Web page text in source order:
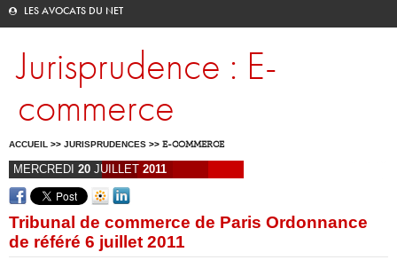
LES AVOCATS DU NET
Jurisprudence : E-
commerce
ACCUEIL >> JURISPRUDENCES >> E-COMMERCE
MERCREDI 20 JUILLET 2011
Tribunal de commerce de Paris Ordonnance
de référé 6 juillet 2011